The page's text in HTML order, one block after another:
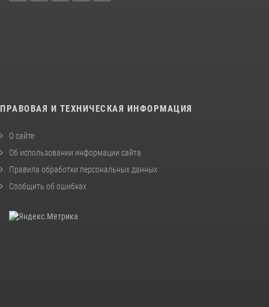
ПРАВОВАЯ И ТЕХНИЧЕСКАЯ ИНФОРМАЦИЯ
О сайте
Об использовании информации сайта
Правила обработки персональных данных
Сообщить об ошибках